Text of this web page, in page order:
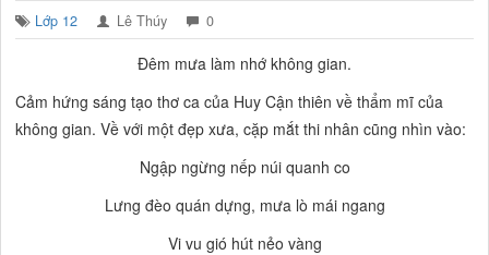
Lớp 12 Lê Thúy 0
Đêm mưa làm nhớ không gian.
Cảm hứng sáng tạo thơ ca của Huy Cận thiên về thẩm mĩ của
không gian. Về với mộtđẹp xưa, cặp mắt thi nhân cũng nhìn vào:
Ngập ngừng nếp núi quanh co
Lưng đèo quán dựng, mưa lò mái ngang
Vi vu gió hút nẻo vàng